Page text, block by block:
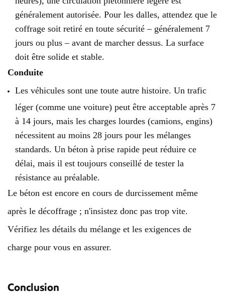
généralement autorisée. Pour les dalles, attendez que le
coffrage soit retiré en toute sécurité – généralement 7
jours ou plus – avant de marcher dessus. La surface
doit être solide et stable.
Conduite
Les véhicules sont une toute autre histoire. Un trafic
léger (comme une voiture) peut être acceptable après 7
à 14 jours, mais les charges lourdes (camions, engins)
nécessitent au moins 28 jours pour les mélanges
standards. Un béton à prise rapide peut réduire ce
délai, mais il est toujours conseillé de tester la
résistance au préalable.
Le béton est encore en cours de durcissement même
après le décoffrage ; n'insistez donc pas trop vite.
Vérifiez les détails du mélange et les exigences de
charge pour vous en assurer.
Conclusion